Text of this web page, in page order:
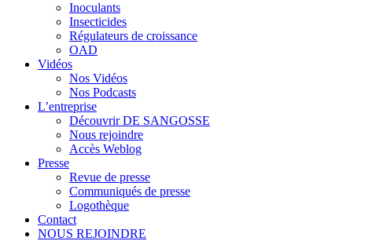
Inoculants
Insecticides
Régulateurs de croissance
OAD
Vidéos
Nos Vidéos
Nos Podcasts
L’entreprise
Découvrir DE SANGOSSE
Nous rejoindre
Accès Weblog
Presse
Revue de presse
Communiqués de presse
Logothèque
Contact
NOUS REJOINDRE